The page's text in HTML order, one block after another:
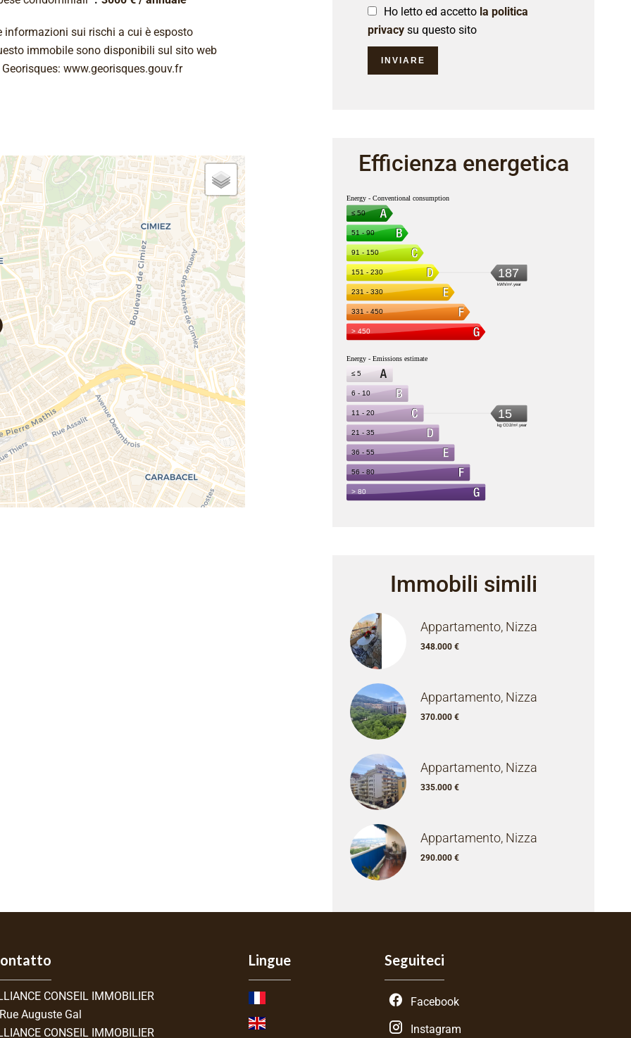
informazioni sui rischi a cui è esposto
immobile sono disponibili sul sito web
www.georisques.gouv.fr
Ho letto ed accetto la politica
privacy su questo sito
INVIARE
Efficienza energetica
Immobili simili
Appartamento, Nizza
348.000 €
Appartamento, Nizza
370.000 €
Appartamento, Nizza
335.000 €
Appartamento, Nizza
290.000 €
CONSEIL IMMOBILIER
Auguste Gal
CONSEIL IMMOBILIER
Lingue Seguiteci
Facebook
Instagram